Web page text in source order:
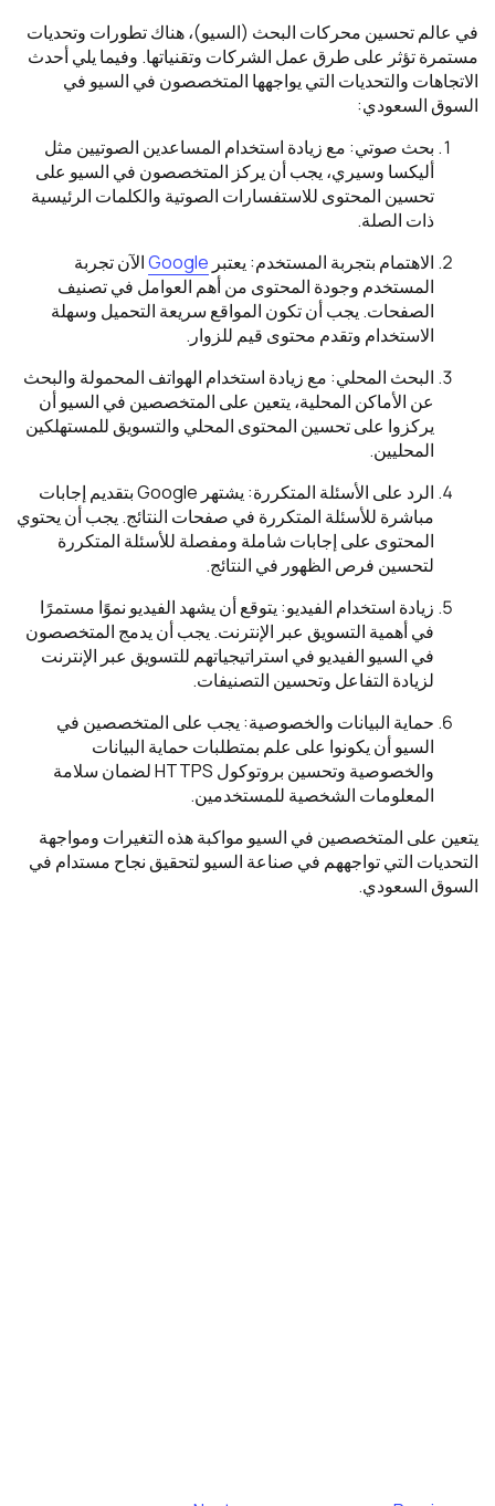
في عالم تحسين محركات البحث (السيو)، هناك تطورات وتحديات
مستمرة تؤثر على طرق عمل الشركات وتقنياتها. وفيما يلي أحدث
الاتجاهات والتحديات التي يواجهها المتخصصون في السيو في
السوق السعودي:
بحث صوتي: مع زيادة استخدام المساعدين الصوتيين مثل
أليكسا وسيري، يجب أن يركز المتخصصون في السيو على
تحسين المحتوى للاستفسارات الصوتية والكلمات الرئيسية
ذات الصلة.
الاهتمام بتجربة المستخدم: يعتبر Googleالآن تجربة
المستخدم وجودة المحتوى من أهم العوامل في تصنيف
الصفحات. يجب أن تكون المواقع سريعة التحميل وسهلة
الاستخدام وتقدم محتوى قيم للزوار.
البحث المحلي: مع زيادة استخدام الهواتف المحمولة والبحث
عن الأماكن المحلية، يتعين على المتخصصين في السيو أن
يركزوا على تحسين المحتوى المحلي والتسويق للمستهلكين
المحليين.
الرد على الأسئلة المتكررة: يشتهر Google بتقديم إجابات
مباشرة للأسئلة المتكررة في صفحات النتائج. يجب أن يحتوي
المحتوى على إجابات شاملة ومفصلة للأسئلة المتكررة
لتحسين فرص الظهور في النتائج.
زيادة استخدام الفيديو: يتوقع أن يشهد الفيديو نموًا مستمرًا
في أهمية التسويق عبر الإنترنت. يجب أن يدمج المتخصصون
في السيو الفيديو في استراتيجياتهم للتسويق عبر الإنترنت
لزيادة التفاعل وتحسين التصنيفات.
حماية البيانات والخصوصية: يجب على المتخصصين في
السيو أن يكونوا على علم بمتطلبات حماية البيانات
والخصوصية وتحسين بروتوكول HTTPS لضمان سلامة
المعلومات الشخصية للمستخدمين.
يتعين على المتخصصين في السيو مواكبة هذه التغيرات ومواجهة
التحديات التي تواجههم في صناعة السيو لتحقيق نجاح مستدام في
السوق السعودي.